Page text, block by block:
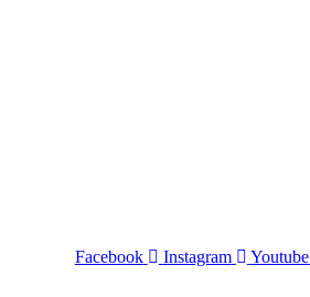
Facebook
Instagram
Youtube